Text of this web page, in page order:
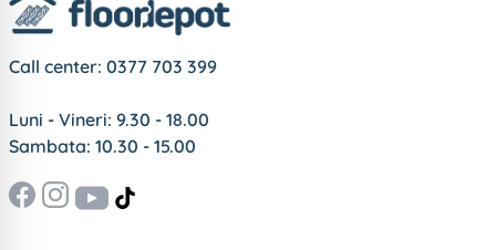
Call center: 0377 703 399
Luni - Vineri: 9.30 - 18.00
Sambata: 10.30 - 15.00